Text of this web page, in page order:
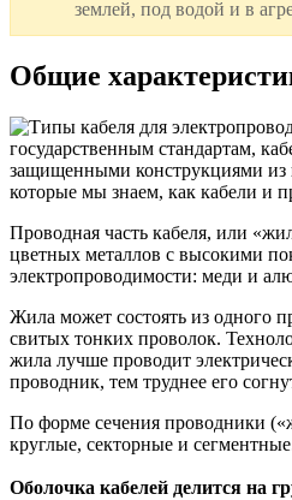
землей, под водой и в
Общие
государственным стандартам,
защищенными конструкциями из
которые мы знаем, как кабели и
Проводная часть кабеля, или
цветных металлов с высокими
электропроводимости: меди и
Жила может состоять из одного
свитых тонких проволок.
жила лучше проводит
проводник, тем труднее его
По форме сечения проводники
круглые, секторные и
Оболочка кабелей делится на